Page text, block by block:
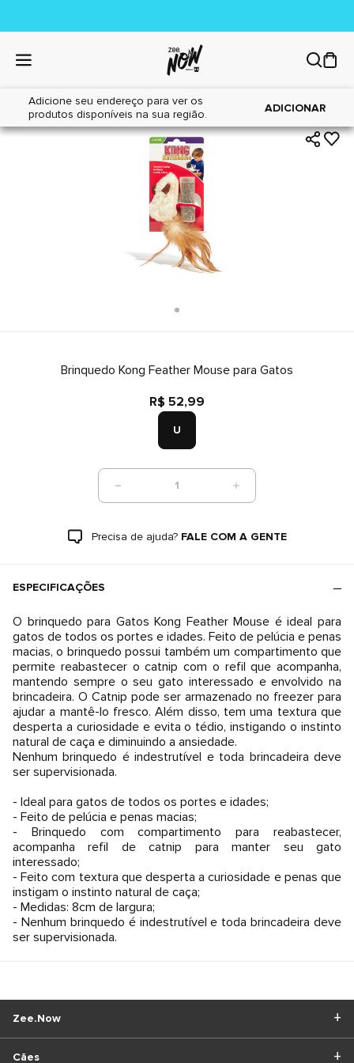
Adicione seu endereço para ver os
produtos disponíveis na sua região.
ADICIONAR
Home|Gatos|Brinquedos
Brinquedo Kong Feather Mouse para Gatos
R$ 52,99
U
1
Precisa de ajuda? FALE COM A GENTE
ESPECIFICAÇÕES
O brinquedo para Gatos Kong Feather Mouse é ideal para
gatos de todos os portes e idades. Feito de pelúcia e penas
macias, o brinquedo possui também um compartimento que
permite reabastecer o catnip com o refil que acompanha,
mantendo sempre o seu gato interessado e envolvido na
brincadeira. O Catnip pode ser armazenado no freezer para
ajudar a mantê-lo fresco. Além disso, tem uma textura que
desperta a curiosidade e evita o tédio, instigando o instinto
natural de caça e diminuindo a ansiedade.
Nenhum brinquedo é indestrutível e toda brincadeira deve
ser supervisionada.
- Ideal para gatos de todos os portes e idades;
- Feito de pelúcia e penas macias;
- Brinquedo com compartimento para reabastecer,
acompanha refil de catnip para manter seu gato
interessado;
- Feito com textura que desperta a curiosidade e penas que
instigam o instinto natural de caça;
- Medidas: 8cm de largura;
- Nenhum brinquedo é indestrutível e toda brincadeira deve
ser supervisionada.
Cães
Zee.Now